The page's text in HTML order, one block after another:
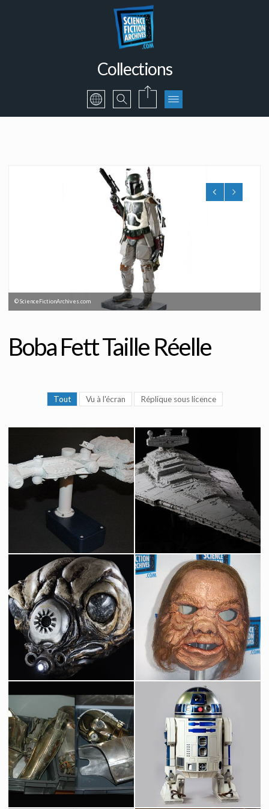
Collections
© ScienceFictionArchives.com
Boba Fett Taille Réelle
Tout Vu à l'écran Réplique sous licence
Maquette originale d'une Corvette Corélienne de Magicam
Vu à l'écran
Maquette originale d'un Star Destroyer construite par Magicam
Vu à l'écran
Tête Originale du Chasseur de Primes Zuckuss de Star Wars
Vu à l'écran
Masque Original d'Ugnaught
Vu à l'écran